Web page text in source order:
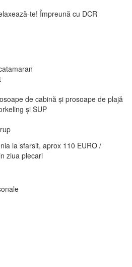
te! Împreună cu DCR
de cabină și prosoape de plajă
și SUP
la sfarsit, aprox 110 EURO /
ziua plecari